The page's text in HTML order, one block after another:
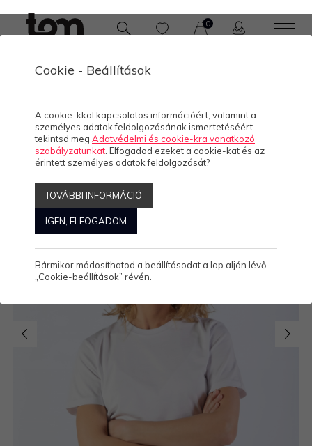
0
Cookie - Beállítások
A cookie-kkal kapcsolatos információért, valamint a
személyes adatok feldolgozásának ismertetéséért
tekintsd meg Adatvédelmi és cookie-kra vonatkozó
szabályzatunkat . Elfogadod ezeket a cookie-kat és az
érintett személyes adatok feldolgozását?
TOVÁBBI INFORMÁCIÓ
IGEN, ELFOGADOM
Bármikor módosíthatod a beállításodat a lap alján lévő
„Cookie-beállítások” révén.